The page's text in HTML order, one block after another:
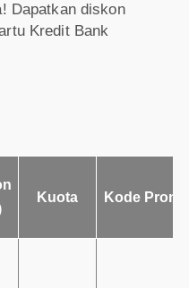
Dapatkan diskon
Kredit Bank
Kuota Kode